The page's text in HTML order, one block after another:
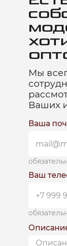
Мы
Ваших
Ваша
Ваш